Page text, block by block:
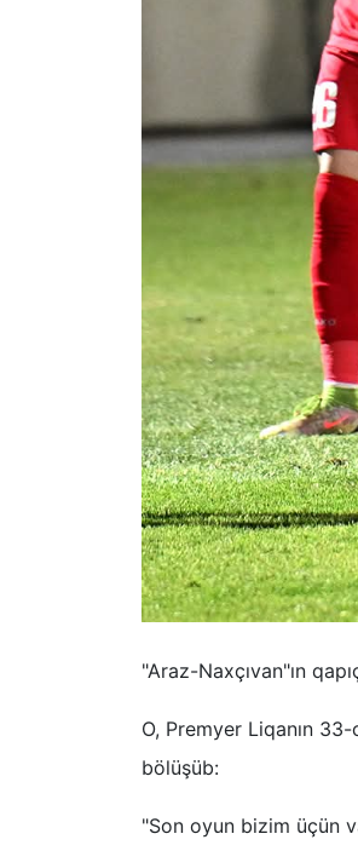
"Araz-Naxçıvan"ın
O, Premyer Liqanın
bölüşüb:
"Son oyun bizim üçün